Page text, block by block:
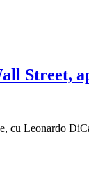
Street,
cu Leonardo